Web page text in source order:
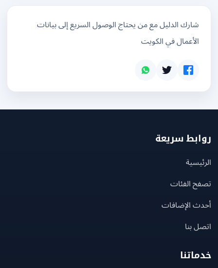
شارك الدليل مع من يحتاج الوصول السريع إلى بيانات
الأعمال في الكويت
سريعة
الفئات
الإضافات
بنا